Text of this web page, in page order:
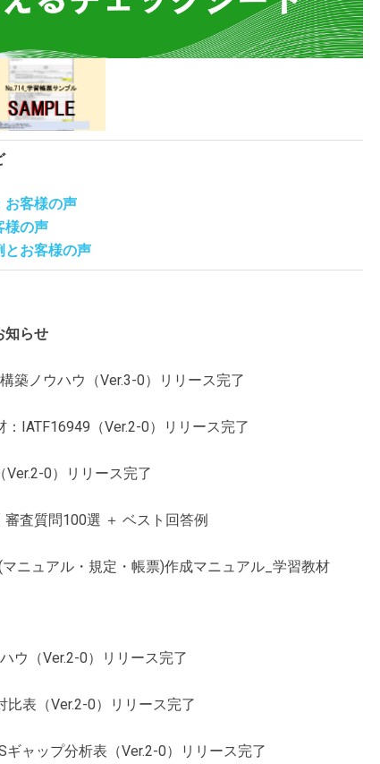
お客様の声
様の声
とお客様の声
知らせ
築ノウハウ（Ver.3-0）リリース完了
IATF16949（Ver.2-0）リリース完了
0）リリース完了
査質問100選 ＋ ベスト回答例
ニュアル・規定・帳票)作成マニュアル_学習教材
ウ（Ver.2-0）リリース完了
表（Ver.2-0）リリース完了
ャップ分析表（Ver.2-0）リリース完了